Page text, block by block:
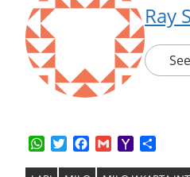
Ray
WhatsApp
TwitterFacebook
GmailYahoo